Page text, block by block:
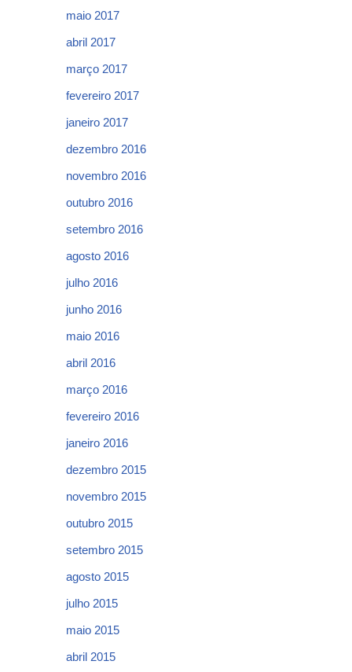
maio 2017
abril 2017
março 2017
fevereiro 2017
janeiro 2017
dezembro 2016
novembro 2016
outubro 2016
setembro 2016
agosto 2016
julho 2016
junho 2016
maio 2016
abril 2016
março 2016
fevereiro 2016
janeiro 2016
dezembro 2015
novembro 2015
outubro 2015
setembro 2015
agosto 2015
julho 2015
maio 2015
abril 2015